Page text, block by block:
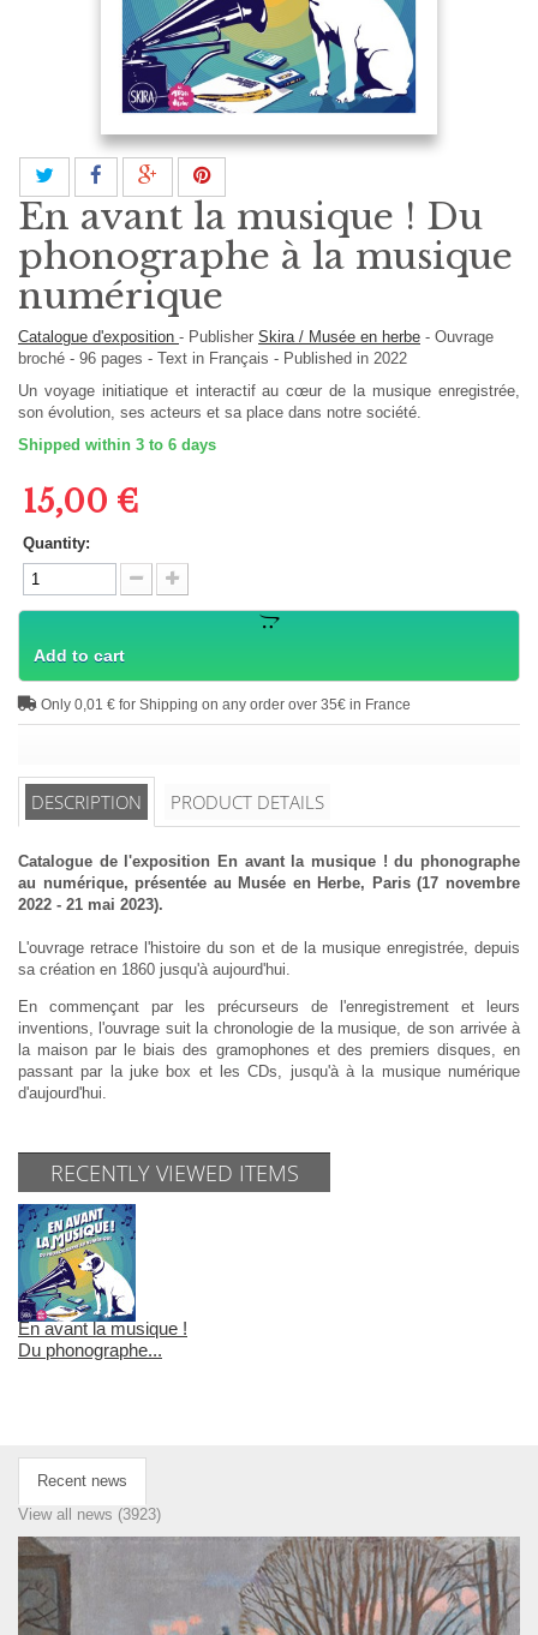
En avant la musique ! Du
phonographe à la musique
numérique
Catalogue d'exposition - Publisher Skira / Musée en herbe - Ouvrage
broché - 96 pages - Text in Français - Published in 2022
Un voyage initiatique et interactif au cœur de la musique enregistrée,
son évolution, ses acteurs et sa place dans notre société.
Shipped within 3 to 6 days
15,00 €
Quantity:
Add to cart
Only 0,01 € for Shipping on any order over 35€ in France
DESCRIPTION PRODUCT DETAILS
Catalogue de l'exposition En avant la musique ! du phonographe
au numérique, présentée au Musée en Herbe, Paris (17 novembre
2022 - 21 mai 2023).
L'ouvrage retrace l'histoire du son et de la musique enregistrée, depuis
sa création en 1860 jusqu'à aujourd'hui.
En commençant par les précurseurs de l'enregistrement et leurs
inventions, l'ouvrage suit la chronologie de la musique, de son arrivée à
la maison par le biais des gramophones et des premiers disques, en
passant par la juke box et les CDs, jusqu'à à la musique numérique
d'aujourd'hui.
RECENTLY VIEWED ITEMS
En avant la musique !
Du phonographe...
Recent news
View all news (3923)